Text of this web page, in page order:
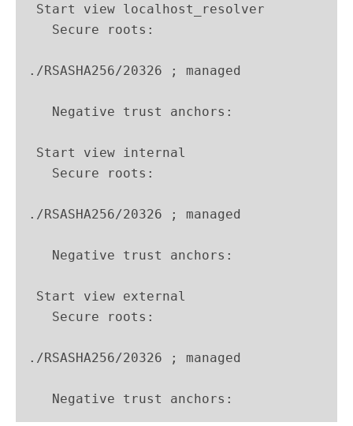
Start view localhost_resolver
   Secure roots:
./RSASHA256/20326 ; managed
   Negative trust anchors:
Start view internal
   Secure roots:
./RSASHA256/20326 ; managed
   Negative trust anchors:
Start view external
   Secure roots:
./RSASHA256/20326 ; managed